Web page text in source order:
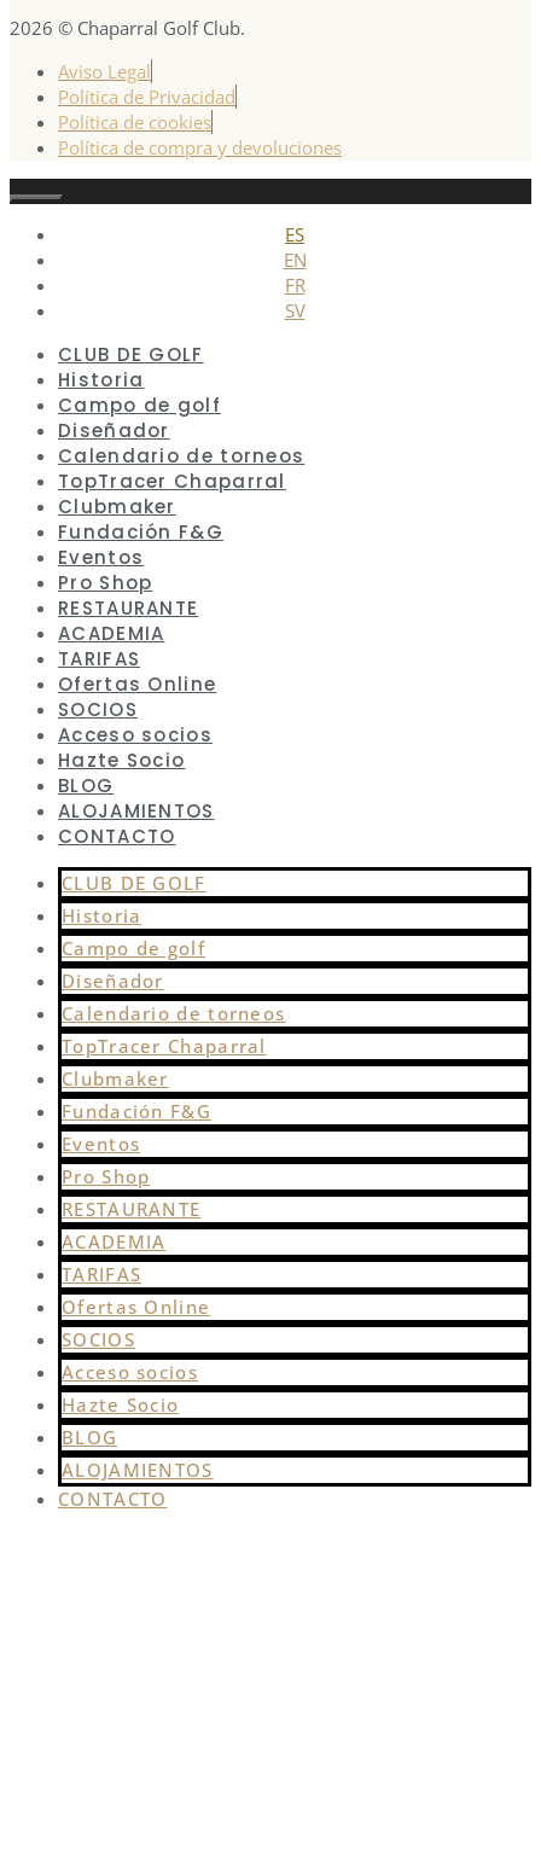
2026 © Chaparral Golf Club.
Aviso Legal
Política de Privacidad
Política de cookies
Política de compra y devoluciones
Cerrar
ES
EN
FR
SV
CLUB DE GOLF
Historia
Campo de golf
Diseñador
Calendario de torneos
TopTracer Chaparral
Clubmaker
Fundación F&G
Eventos
Pro Shop
RESTAURANTE
ACADEMIA
TARIFAS
Ofertas Online
SOCIOS
Acceso socios
Hazte Socio
BLOG
ALOJAMIENTOS
CONTACTO
CLUB DE GOLF
Historia
Campo de golf
Diseñador
Calendario de torneos
TopTracer Chaparral
Clubmaker
Fundación F&G
Eventos
Pro Shop
RESTAURANTE
ACADEMIA
TARIFAS
Ofertas Online
SOCIOS
Acceso socios
Hazte Socio
BLOG
ALOJAMIENTOS
CONTACTO